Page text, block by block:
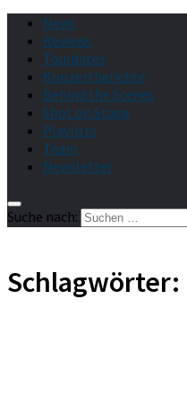
News
Reviews
Tourdates
Konzertberichte
Behind the Scenes
Shot on Stage
Playlists
Team
Newsletter
Suche nach:
Schlagwörter: